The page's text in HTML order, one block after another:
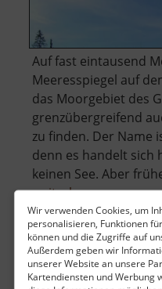
Wir verwenden Cookies, um
personalisieren, Funktionen
können und die Zugriffe auf
Außerdem geben wir
unserer Website an unsere
Kartendiensten und Werbung
Auf fast eintausend
Meeresspiegel auf
das Moorgebiet des
grenzübergreifend
zu finden. Der Name
denn es handelt sich
keinen See. Aber
weiterlesenüber
Großer
Kranichsee
Stausee bei